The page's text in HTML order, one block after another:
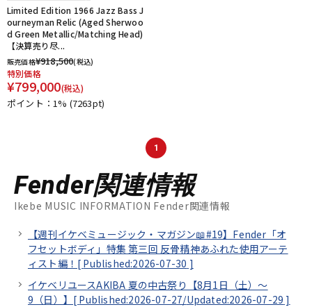
Limited Edition 1966 Jazz Bass J
ourneyman Relic (Aged Sherwoo
d Green Metallic/Matching Head)
【決算売り尽...
販売価格¥918,500(税込)
特別価格
¥799,000(税込)
ポイント：1% (7263pt)
1
Fender関連情報
Ikebe MUSIC INFORMATION Fender関連情報
【週刊イケベミュージック・マガジン📖#19】Fender「オ
フセットボディ」特集 第三回 反骨精神あふれた使用アーテ
ィスト編！[ Published:2026-07-30 ]
イケベリユースAKIBA 夏の中古祭り【8月1日（土）～
9（日）】[ Published:2026-07-27/Updated:2026-07-29 ]